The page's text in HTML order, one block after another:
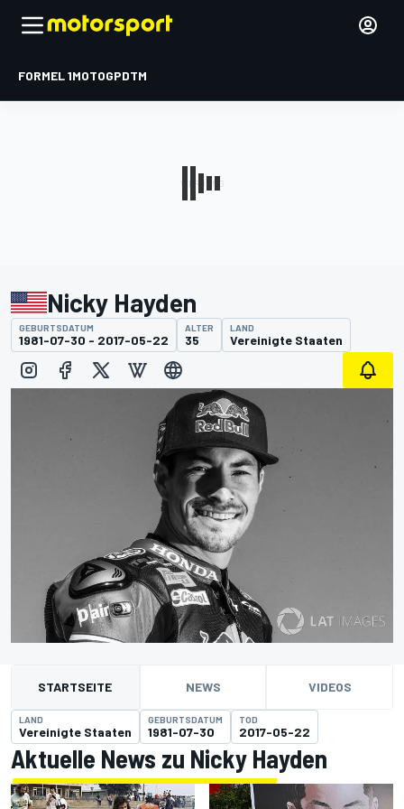
FORMEL 1MOTOGPDTM
Nicky Hayden
GEBURTSDATUM
1981-07-30 - 2017-05-22
ALTER
35
LAND
Vereinigte Staaten
STARTSEITE NEWS VIDEOS
LAND
Vereinigte Staaten
GEBURTSDATUM
1981-07-30
TOD
2017-05-22
Aktuelle News zu Nicky Hayden